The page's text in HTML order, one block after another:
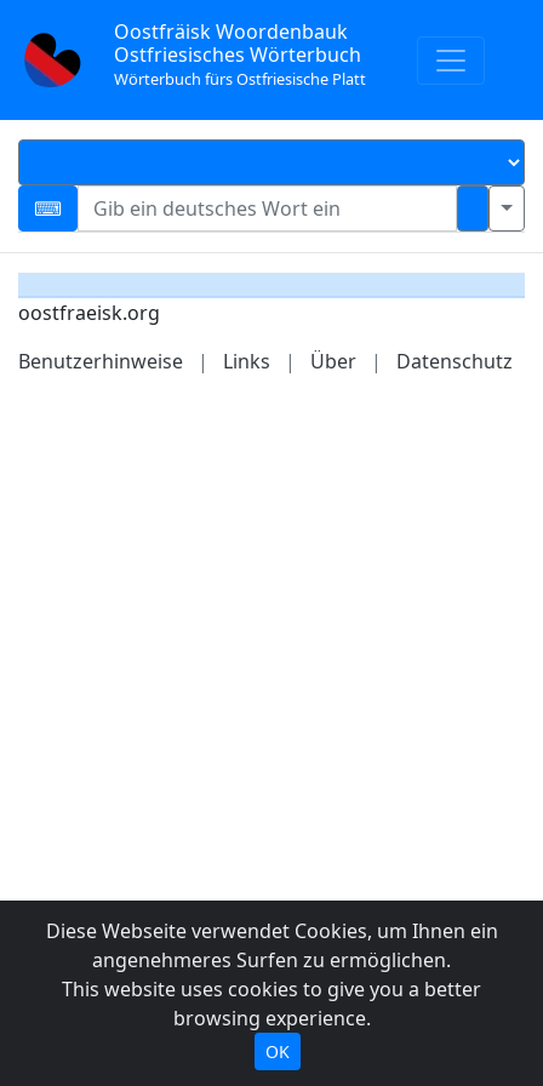
Oostfräisk Woordenbauk
Ostfriesisches Wörterbuch
Wörterbuch fürs Ostfriesische Platt
oostfraeisk.org
Benutzerhinweise
| Links | Über | Datenschutz
Diese Webseite verwendet Cookies, um Ihnen ein
angenehmeres Surfen zu ermöglichen.
This website uses cookies to give you a better
browsing experience.
OK